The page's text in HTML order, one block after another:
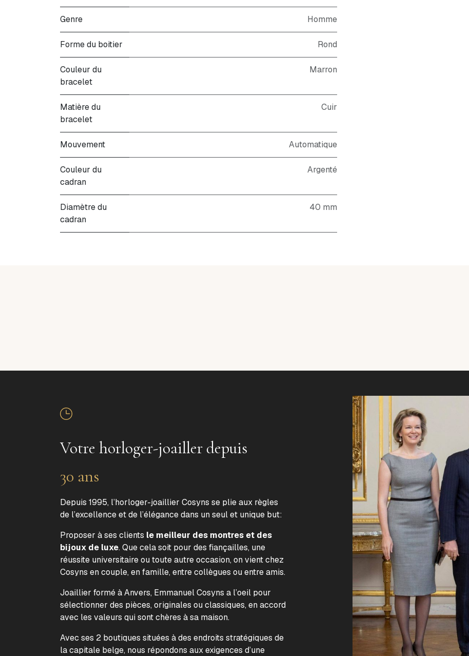
Genre Homme
Forme du boitier Rond
Couleur du
bracelet
Marron
Matière du
bracelet
Cuir
Mouvement Automatique
Couleur du
cadran
Argenté
Diamètre du
cadran
40 mm
Votre horloger-joailler depuis
30 ans
Depuis 1995, l’horloger-joaillier Cosyns se plie aux règles
de l’excellence et de l’élégance dans un seul et unique but:
Proposer à ses clients le meilleur des montres et des
bijoux de luxe. Que cela soit pour des fiançailles, une
réussite universitaire ou toute autre occasion, on vient chez
Cosyns en couple, en famille, entre collègues ou entre amis.
Joaillier formé à Anvers, Emmanuel Cosyns a l’oeil pour
sélectionner des pièces, originales ou classiques, en accord
avec les valeurs qui sont chères à sa maison.
Avec ses 2 boutiques situées à des endroits stratégiques de
la capitale belge, nous répondons aux exigences d’une